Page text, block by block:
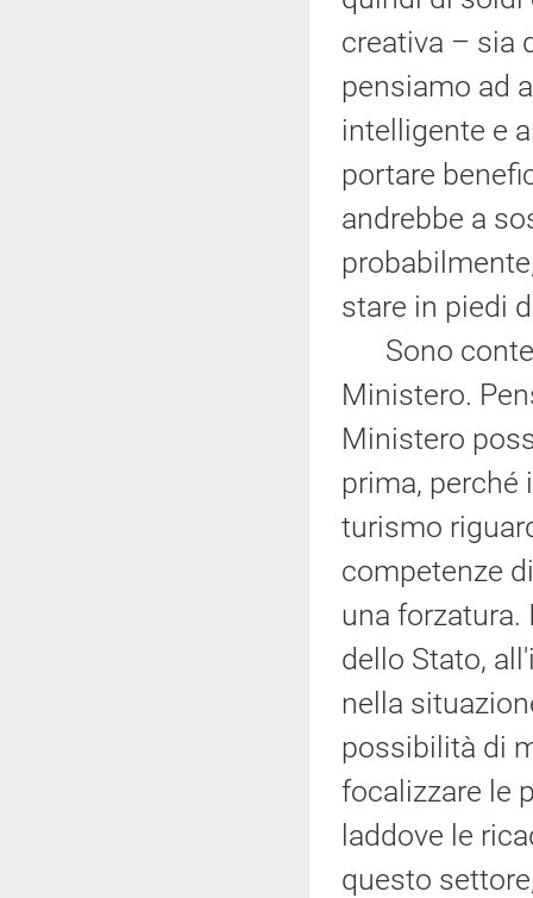
creativa – sia
pensiamo ad
intelligente e
portare
andrebbe a
stare in piedi
Sono
Ministero.
Ministero
prima, perché
turismo
competenze
una forzatura.
dello Stato,
nella
possibilità di
focalizzare le
laddove le
questo